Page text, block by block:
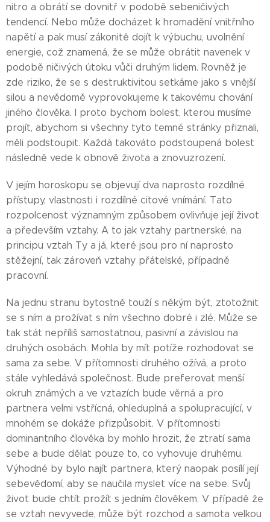
nitro a obrátí se dovnitř v podobě sebeničivých
tendencí. Nebo může docházet k hromadění vnitřního
napětí a pak musí zákonitě dojít k výbuchu, uvolnění
energie, což znamená, že se může obrátit navenek v
podobě ničivých útoku vůči druhým lidem. Rovněž je
zde riziko, že se s destruktivitou setkáme jako s vnější
silou a nevědomě vyprovokujeme k takovému chování
jiného člověka. I proto bychom bolest, kterou musíme
projít, abychom si všechny tyto temné stránky přiznali,
měli podstoupit. Každá takováto podstoupená bolest
následně vede k obnově života a znovuzrození.
V jejím horoskopu se objevují dva naprosto rozdílné
přístupy, vlastnosti i rozdílné citové vnímání. Tato
rozpolcenost významným způsobem ovlivňuje její život
a především vztahy. A to jak vztahy partnerské, na
principu vztah Ty a já, které jsou pro ní naprosto
stěžejní, tak zároveň vztahy přátelské, případně
pracovní.
Na jednu stranu bytostně touží s někým být, ztotožnit
se s ním a prožívat s ním všechno dobré i zlé. Může se
tak stát nepříliš samostatnou, pasivní a závislou na
druhých osobách. Mohla by mít potíže rozhodovat se
sama za sebe. V přítomnosti druhého ožívá, a proto
stále vyhledává společnost. Bude preferovat menší
okruh známých a ve vztazích bude věrná a pro
partnera velmi vstřícná, ohleduplná a spolupracující, v
mnohém se dokáže přizpůsobit. V přítomnosti
dominantního člověka by mohlo hrozit, že ztratí sama
sebe a bude dělat pouze to, co vyhovuje druhému.
Výhodné by bylo najít partnera, který naopak posílí její
sebevědomí, aby se naučila myslet více na sebe. Svůj
život bude chtít prožít s jedním člověkem. V případě že
se vztah nevyvede, může být rozchod a samota velkou